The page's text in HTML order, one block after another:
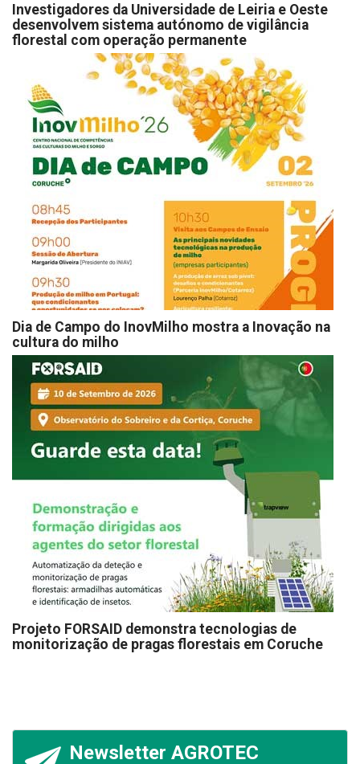
Investigadores da Universidade de Leiria e Oeste
desenvolvem sistema autónomo de vigilância
florestal com operação permanente
Dia de Campo do InovMilho mostra a Inovação na
cultura do milho
Projeto FORSAID demonstra tecnologias de
monitorização de pragas florestais em Coruche
Newsletter AGROTEC